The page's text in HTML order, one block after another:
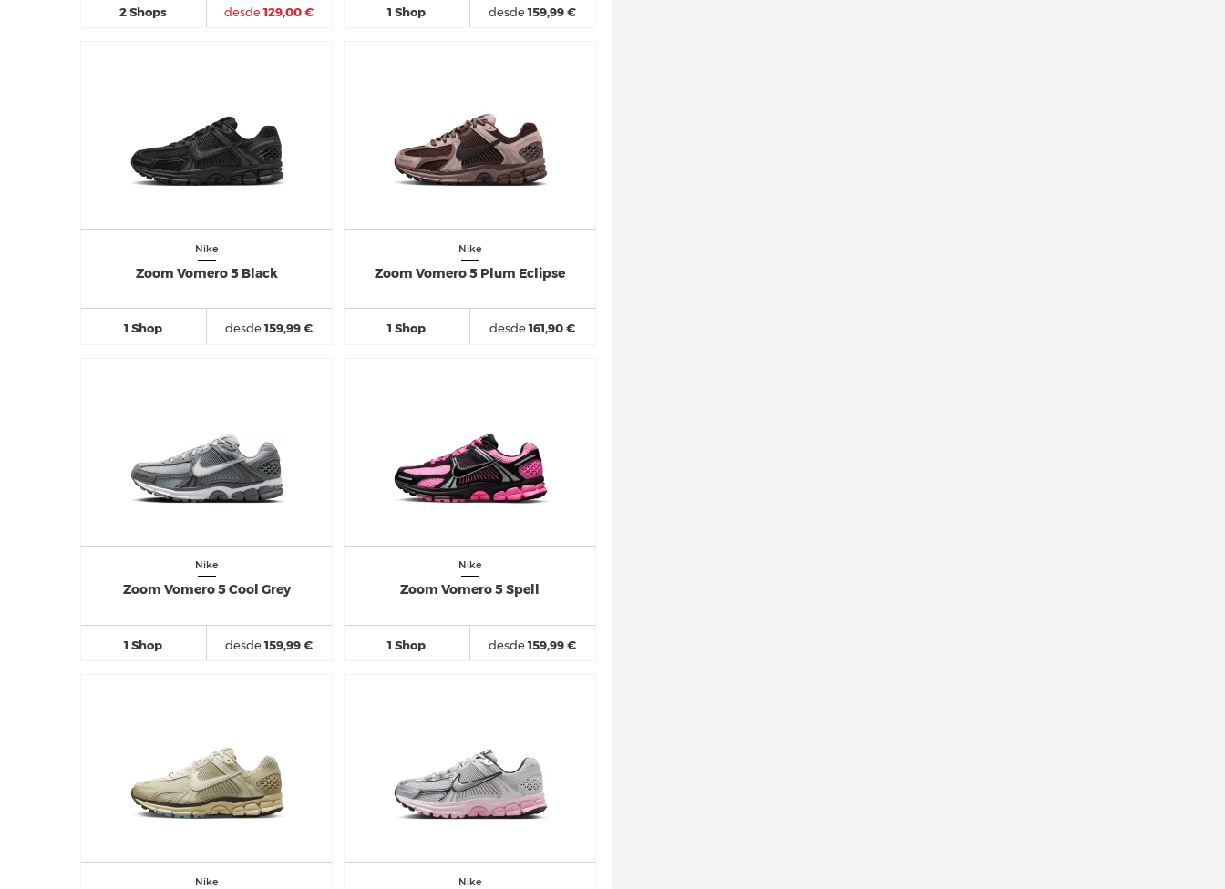
2 Shops desde129,00 € 1 Shop desde159,99 €
Nike
Zoom Vomero 5 Black
1 Shop desde159,99 €
Nike
Zoom Vomero 5 Plum Eclipse
1 Shop desde161,90 €
Nike
Zoom Vomero 5 Cool Grey
1 Shop desde159,99 €
Nike
Zoom Vomero 5 Spell
1 Shop desde159,99 €
Nike Nike